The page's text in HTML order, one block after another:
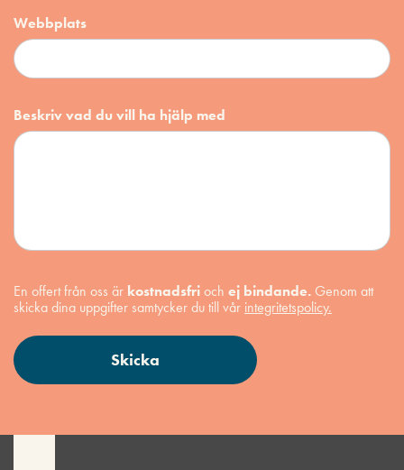
Webbplats
Beskriv vad du vill ha hjälp med
En offert från oss är kostnadsfrioch ej bindande. Genom att
skicka dina uppgifter samtycker du till vår integritetspolicy.